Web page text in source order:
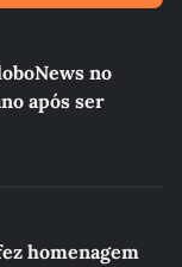
no
após ser
homenagem